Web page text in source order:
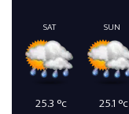
SAT
25.3 °c
SUN
25.1 °c